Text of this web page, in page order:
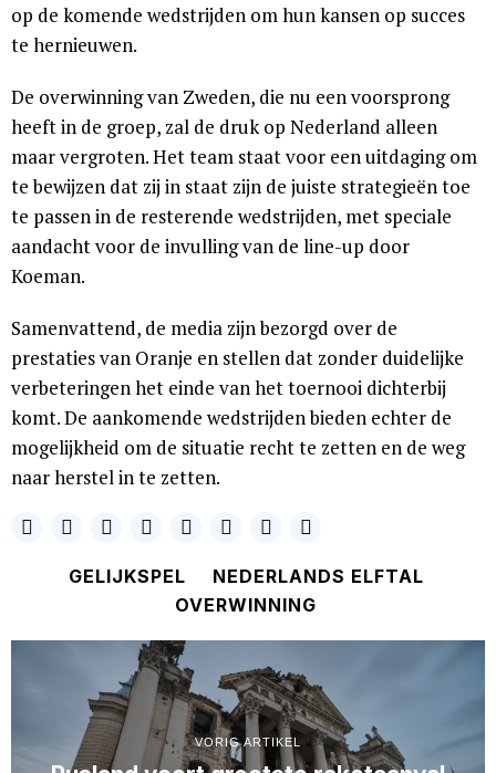
op de komende wedstrijden om hun kansen op succes
te hernieuwen.
De overwinning van Zweden, die nu een voorsprong
heeft in de groep, zal de druk op Nederland alleen
maar vergroten. Het team staat voor een uitdaging om
te bewijzen dat zij in staat zijn de juiste strategieën toe
te passen in de resterende wedstrijden, met speciale
aandacht voor de invulling van de line-up door
Koeman.
Samenvattend, de media zijn bezorgd over de
prestaties van Oranje en stellen dat zonder duidelijke
verbeteringen het einde van het toernooi dichterbij
komt. De aankomende wedstrijden bieden echter de
mogelijkheid om de situatie recht te zetten en de weg
naar herstel in te zetten.
GELIJKSPEL
NEDERLANDS ELFTAL
OVERWINNING
VORIG ARTIKEL